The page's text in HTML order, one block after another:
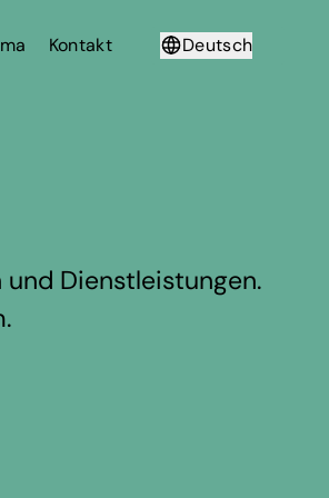
Kontakt
Deutsch
Dienstleistungen.